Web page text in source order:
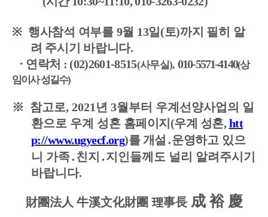
※ 행사참석 여부를 9월 13일 (토)까지 필히 알
려 주시기 바랍니다.
∙ 연락처 : (02)2601-8515(사무실), 010-5571-4140(상
임이사 성길수)
※ 참고로, 2021 년 3월부터 우계선양사업의 일
환으로 우계 성혼 홈페이지 (우계 성혼,htt
p://www.ugyecf.org)를 개설 ․운영하고 있으
니 가족․친지 ․지인들께도 널리 알려주시기
바랍니다.
財團法人 牛溪文化財團 理事長 成 裕 慶